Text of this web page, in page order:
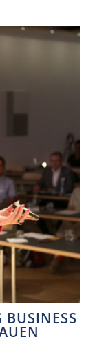
BUSINESS